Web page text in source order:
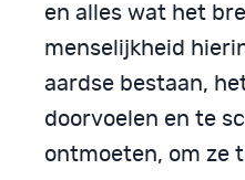
en alles wat het
menselijkheid
aardse bestaan,
doorvoelen en te
ontmoeten, om ze